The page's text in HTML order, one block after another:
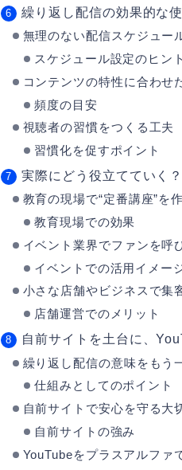
繰り返し配信の効果的な
無理のない配信スケジュー
スケジュール設定のヒント
コンテンツの特性に合わせ
頻度の目安
視聴者の習慣をつくる工夫
習慣化を促すポイント
実際にどう役立てていく？
教育の現場で“定番講座”を
教育現場での効果
イベント業界でファンを呼
イベントでの活用イメー
小さな店舗やビジネスで集
店舗運営でのメリット
自前サイトを土台に、
繰り返し配信の意味をもう
仕組みとしてのポイント
自前サイトで安心を守る大
自前サイトの強み
YouTubeをプラスアルファ